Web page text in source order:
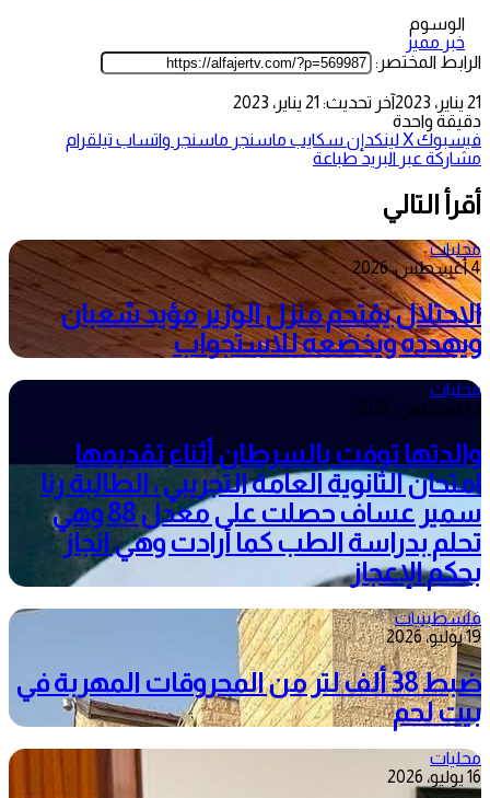
الوسوم
خبر مميز
الرابط المختصر:
21 يناير، 2023
آخر تحديث: 21 يناير، 2023
دقيقة واحدة
فيسبوك‫Xلينكدإن سكايب ماسنجر ماسنجر واتساب تيلقرام
مشاركة عبر البريد طباعة
أقرأ التالي
محليات
4 أغسطس، 2026
الاحتلال يقتحم منزل الوزير مؤيد شعبان
ويهدده ويخضعه للاستجواب
محليات
3 أغسطس، 2026
والدتها توفت بالسرطان أثناء تقديمها
امتحان الثانوية العامة التجريبي ، الطالبة رنا
سمير عساف حصلت على معدل 88 وهي
تحلم بدراسة الطب كما أرادت وهي انجاز
بحكم الإعجاز
فلسطينيات
19 يوليو، 2026
ضبط 38 ألف لتر من المحروقات المهربة في
بيت لحم
محليات
16 يوليو، 2026